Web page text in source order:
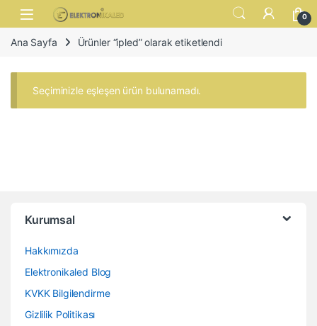
Skip to navigation
Skip to content
Open 0
Ana Sayfa Ürünler “ipled” olarak etiketlendi
Seçiminizle eşleşen ürün bulunamadı.
Kurumsal
Hakkımızda
Elektronikaled Blog
KVKK Bilgilendirme
Gizlilik Politikası